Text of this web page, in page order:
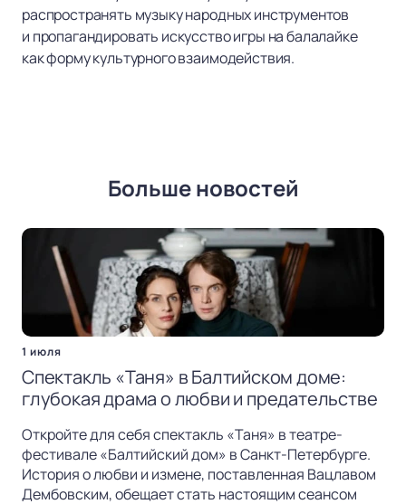
распространять музыку народных инструментов
и пропагандировать искусство игры на балалайке
как форму культурного взаимодействия.
Больше новостей
1 июля
Спектакль «Таня» в Балтийском доме:
глубокая драма о любви и предательстве
Откройте для себя спектакль «Таня» в театре-
фестивале «Балтийский дом» в Санкт-Петербурге.
История о любви и измене, поставленная Вацлавом
Дембовским, обещает стать настоящим сеансом